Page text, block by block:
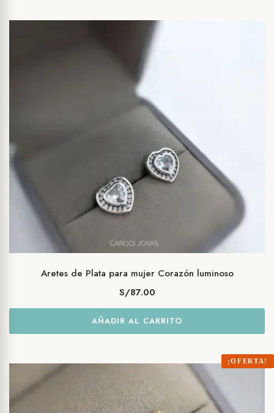
Aretes de Plata para mujer Corazón luminoso
S/87.00
AÑADIR AL CARRITO
¡OFERTA!